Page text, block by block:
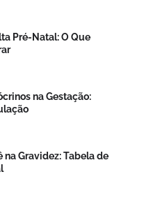
Pré-Natal: O Que
na Gestação:
na Gravidez: Tabela de